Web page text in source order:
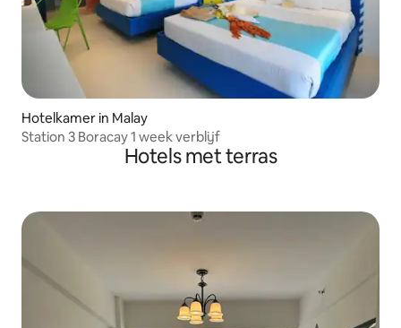
Hotelkamer in Malay
Station 3 Boracay 1 week verblijf
Hotels met terras